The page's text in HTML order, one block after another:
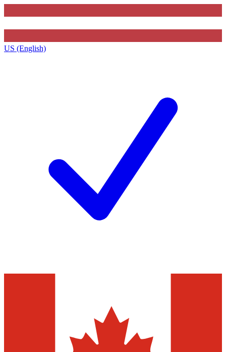
US (English)